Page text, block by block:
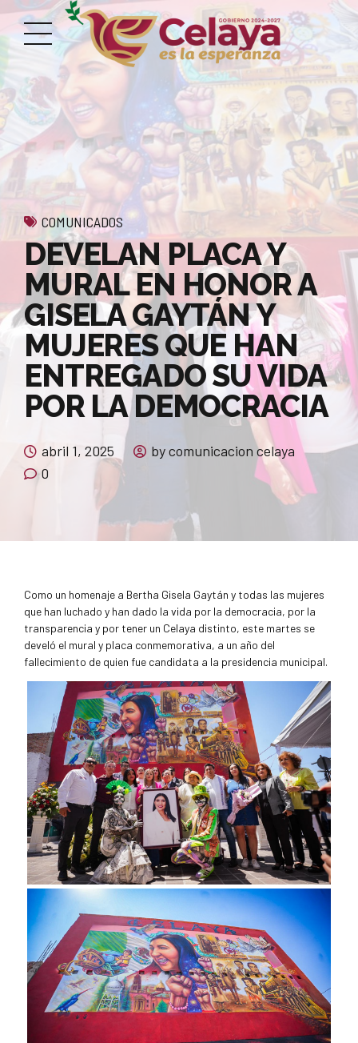
COMUNICADOS
DEVELAN PLACA Y
MURAL EN HONOR A
GISELA GAYTÁN Y
MUJERES QUE HAN
ENTREGADO SU VIDA
POR LA DEMOCRACIA
abril 1, 2025
by comunicacion celaya
0
Como un homenaje a Bertha Gisela Gaytán y todas las mujeres
que han luchado y han dado la vida por la democracia, por la
transparencia y por tener un Celaya distinto, este martes se
develó el mural y placa conmemorativa, a un año del
fallecimiento de quien fue candidata a la presidencia municipal.